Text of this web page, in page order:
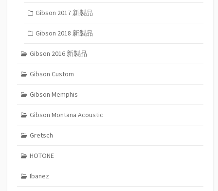
Gibson 2017 新製品
Gibson 2018 新製品
Gibson 2016 新製品
Gibson Custom
Gibson Memphis
Gibson Montana Acoustic
Gretsch
HOTONE
Ibanez